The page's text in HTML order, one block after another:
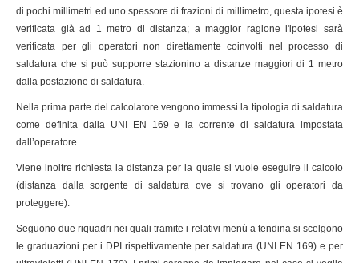
di pochi millimetri ed uno spessore di frazioni di millimetro, questa ipotesi è
verificata già ad 1 metro di distanza; a maggior ragione l'ipotesi sarà
verificata per gli operatori non direttamente coinvolti nel processo di
saldatura che si può supporre stazionino a distanze maggiori di 1 metro
dalla postazione di saldatura.
Nella prima parte del calcolatore vengono immessi la tipologia di saldatura
come definita dalla UNI EN 169 e la corrente di saldatura impostata
dall’operatore.
Viene inoltre richiesta la distanza per la quale si vuole eseguire il calcolo
(distanza dalla sorgente di saldatura ove si trovano gli operatori da
proteggere).
Seguono due riquadri nei quali tramite i relativi menù a tendina si scelgono
le graduazioni per i DPI rispettivamente per saldatura (UNI EN 169) e per